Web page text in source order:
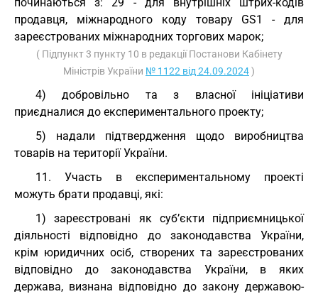
продавця, міжнародного коду товару GS1 - для
зареєстрованих міжнародних торгових марок;
( Підпункт 3 пункту 10 в редакції Постанови Кабінету
Міністрів України № 1122 від 24.09.2024)
4) добровільно та з власної ініціативи
приєдналися до експериментального проекту;
5) надали підтвердження щодо виробництва
товарів на території України.
11. Участь в експериментальному проекті
можуть брати продавці, які:
1) зареєстровані як суб’єкти підприємницької
діяльності відповідно до законодавства України,
крім юридичних осіб, створених та зареєстрованих
відповідно до законодавства України, в яких
держава, визнана відповідно до закону державою-